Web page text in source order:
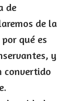
de
de la
qué es
y
convertido